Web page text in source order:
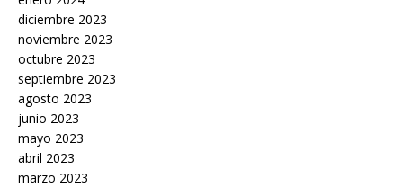
diciembre 2023
noviembre 2023
octubre 2023
septiembre 2023
agosto 2023
junio 2023
mayo 2023
abril 2023
marzo 2023